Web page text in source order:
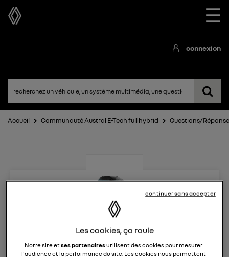
☰
connexion
Accueil Communauté Austral E-Tech full hybrid Questions/
Austral E-Tech full hybrid
Hybride RENAULT
1751membres
Les cookies, ça roule
Notre site etses partenairesutilisent des cookies pour mesurer
l'audience et la performance du site. Les cookies nous permettent
continuer sans accepter